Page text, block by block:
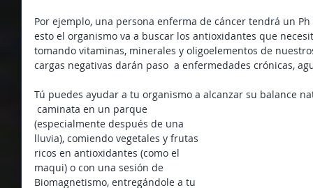
Por ejemplo, una persona enferma de cáncer tendrá un
esto el organismo va a buscar los antioxidantes que
tomando vitaminas, minerales y oligoelementos de
cargas negativas darán paso  a enfermedades crónicas,
Tú puedes ayudar a tu organismo a alcanzar su balance
(especialmente después de una
lluvia), comiendo vegetales y frutas
ricos en antioxidantes (como el
maqui) o con una sesión de
Biomagnetismo, entregándole a tu